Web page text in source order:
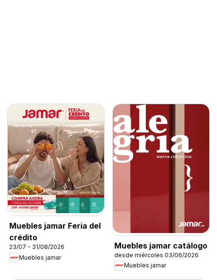
Muebles jamar Feria del
crédito
23/07 - 31/08/2026
Muebles jamar
Muebles jamar catálogo
desde miércoles 03/06/2026
Muebles jamar